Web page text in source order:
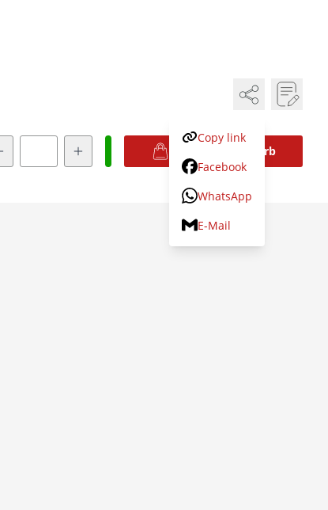
Copy link
Facebook
WhatsApp
E-Mail
In den Warenkorb